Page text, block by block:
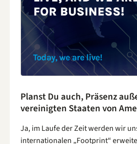
Planst Du auch, Präsenz
vereinigten Staaten von
Ja, im Laufe der Zeit werden wir
internationalen „Footprint“